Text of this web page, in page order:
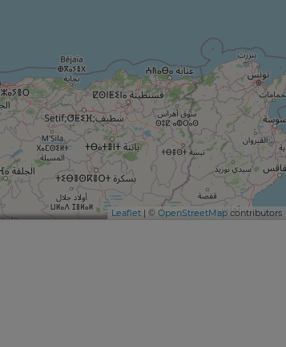
Leaflet | © OpenStreetMapcontributors